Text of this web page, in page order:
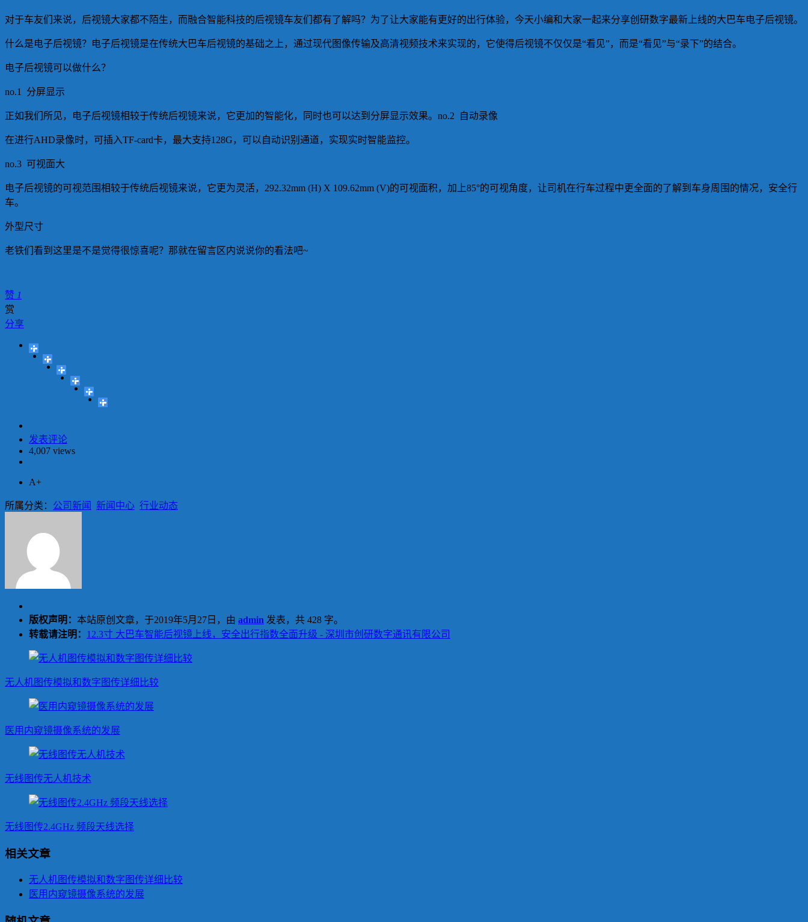
对于车友们来说，后视镜大家都不陌生，而融合智能科技的后视镜车友们都有了解吗？为了让大家能有更好的出行体验，今天小编和大家一起来分享创研数字最新上线的大巴车电子后视镜。
什么是电子后视镜？电子后视镜是在传统大巴车后视镜的基础之上，通过现代图像传输及高清视频技术来实现的，它使得后视镜不仅仅是“看见”，而是“看见”与“录下”的结合。
电子后视镜可以做什么？
no.1 分屏显示
正如我们所见，电子后视镜相较于传统后视镜来说，它更加的智能化，同时也可以达到分屏显示效果。no.2 自动录像
在进行AHD录像时，可插入TF-card卡，最大支持128G，可以自动识别通道，实现实时智能监控。
no.3 可视面大
电子后视镜的可视范围相较于传统后视镜来说，它更为灵活，292.32mm (H) X 109.62mm (V)的可视面积，加上85°的可视角度，让司机在行车过程中更全面的了解到车身周围的情况，安全行
车。
外型尺寸
老铁们看到这里是不是觉得很惊喜呢？那就在留言区内说说你的看法吧~
赞 1
赏
分享
发表评论
4,007 views
A+
所属分类： 公司新闻 新闻中心 行业动态
版权声明： 本站原创文章，于2019年5月27日，由 admin 发表，共 428 字。
转载请注明： 12.3寸 大巴车智能后视镜上线，安全出行指数全面升级 - 深圳市创研数字通讯有限公司
无人机图传模拟和数字图传详细比较
医用内窥镜摄像系统的发展
无线图传无人机技术
无线图传2.4GHz 频段天线选择
相关文章
无人机图传模拟和数字图传详细比较
医用内窥镜摄像系统的发展